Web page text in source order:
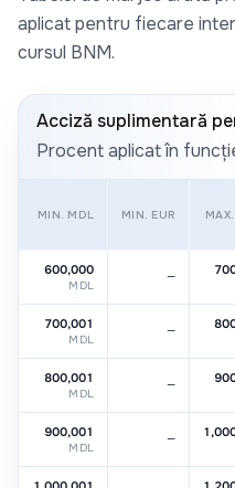
aplicat pentru fiecare
cursul BNM.
Acciză suplimentară
Procent aplicat în
MIN. MDL MIN. EUR
600,000
MDL
—
700,001
MDL
—
800,001
MDL
—
900,001
MDL
—